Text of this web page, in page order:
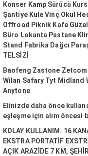
Konser Kamp Sürücü
Şantiye Kule Vinç Okul
Offroad Piknik Kafe
Büro Lokanta Pastane
Stand Fabrika Dağcı
TELSİZİ
Baofeng Zastone
Wilan Safary Tyt Midland
Anytone
Elinizde daha önce
eşleşme için alım
KOLAY KULLANIM. 16
EKSTRA PORTATİF
AÇIK ARAZİDE 7 KM,